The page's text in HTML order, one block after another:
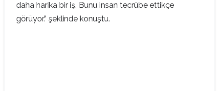
daha harika bir iş. Bunu insan tecrübe ettikçe
görüyor.” şeklinde konuştu.